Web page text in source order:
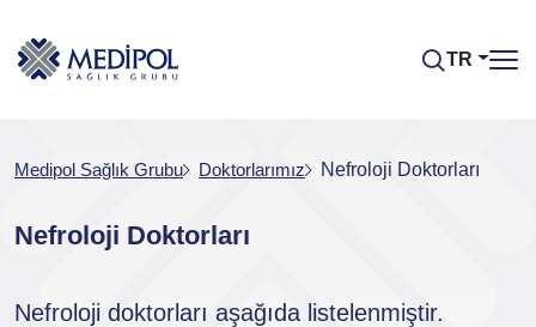
TR
Medipol Sağlık Grubu Doktorlarımız Nefroloji Doktorları
Nefroloji Doktorları
Nefroloji doktorları aşağıda listelenmiştir.